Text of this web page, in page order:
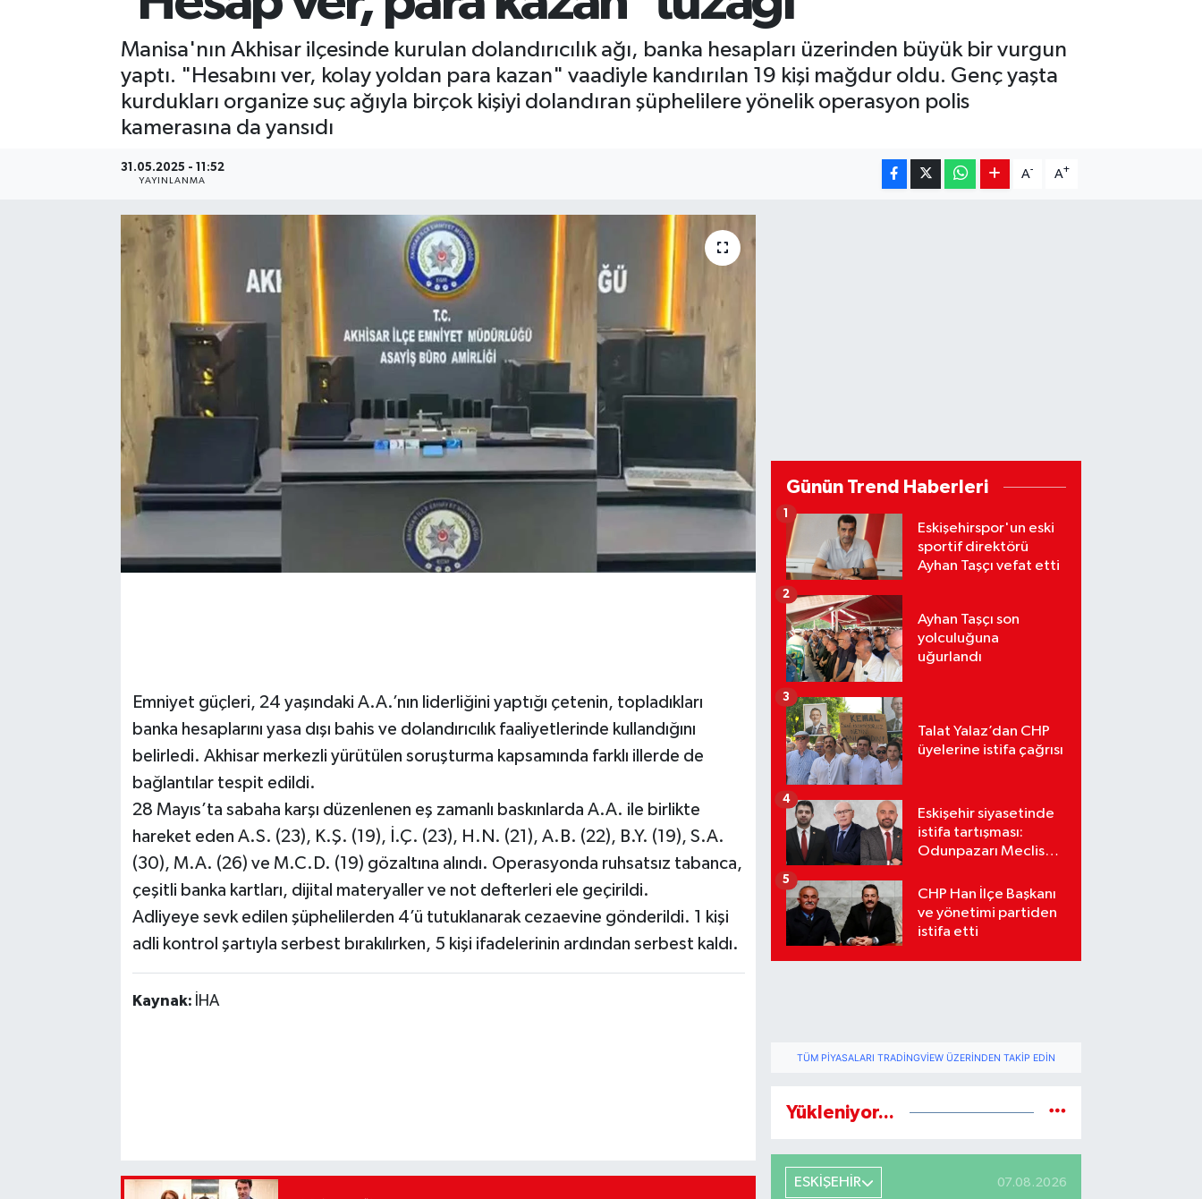
Manisa'nın Akhisar ilçesinde kurulan dolandırıcılık ağı, banka hesapları üzerinden büyük bir vurgun
yaptı. "Hesabını ver, kolay yoldan para kazan" vaadiyle kandırılan 19 kişi mağdur oldu. Genç yaşta
kurdukları organize suç ağıyla birçok kişiyi dolandıran şüphelilere yönelik operasyon polis
kamerasına da yansıdı
31.05.2025 - 11:52
YAYINLANMA
A- A+
Emniyet güçleri, 24 yaşındaki A.A.’nın liderliğini yaptığı çetenin, topladıkları
banka hesaplarını yasa dışı bahis ve dolandırıcılık faaliyetlerinde kullandığını
belirledi. Akhisar merkezli yürütülen soruşturma kapsamında farklı illerde de
bağlantılar tespit edildi.
28 Mayıs’ta sabaha karşı düzenlenen eş zamanlı baskınlarda A.A. ile birlikte
hareket eden A.S. (23), K.Ş. (19), İ.Ç. (23), H.N. (21), A.B. (22), B.Y. (19), S.A.
(30), M.A. (26) ve M.C.D. (19) gözaltına alındı. Operasyonda ruhsatsız tabanca,
çeşitli banka kartları, dijital materyaller ve not defterleri ele geçirildi.
Adliyeye sevk edilen şüphelilerden 4’ü tutuklanarak cezaevine gönderildi. 1 kişi
adli kontrol şartıyla serbest bırakılırken, 5 kişi ifadelerinin ardından serbest kaldı.
Kaynak: İHA
Günün Trend Haberleri
Eskişehirspor'un eski
sportif direktörü
Ayhan Taşçı vefat etti
1
Ayhan Taşçı son
yolculuğuna
uğurlandı
2
Talat Yalaz’dan CHP
üyelerine istifa çağrısı
3
Eskişehir siyasetinde
istifa tartışması:
Odunpazarı Meclis
medyada karşı karşıya
geldi
4
CHP Han İlçe Başkanı
ve yönetimi partiden
istifa etti
5
TÜM PIYASALARI TRADINGVIEW ÜZERINDEN TAKIP EDIN
Yükleniyor...
ESKİŞEHİR 07.08.2026